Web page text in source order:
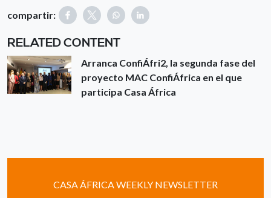
compartir:
RELATED CONTENT
Arranca ConfiÁfri2, la segunda fase del
proyecto MAC ConfiÁfrica en el que
participa Casa África
CASA ÁFRICA WEEKLY NEWSLETTER